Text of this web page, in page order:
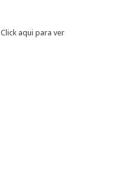
Click aqui para ver